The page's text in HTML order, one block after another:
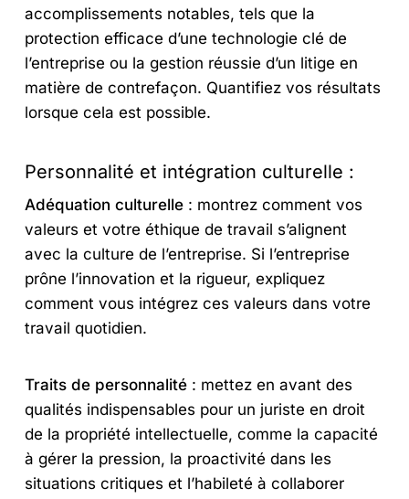
accomplissements notables, tels que la
protection efficace d’une technologie clé de
l’entreprise ou la gestion réussie d’un litige en
matière de contrefaçon. Quantifiez vos résultats
lorsque cela est possible.
Personnalité et intégration culturelle :
Adéquation culturelle: montrez comment vos
valeurs et votre éthique de travail s’alignent
avec la culture de l’entreprise. Si l’entreprise
prône l’innovation et la rigueur, expliquez
comment vous intégrez ces valeurs dans votre
travail quotidien.
Traits de personnalité: mettez en avant des
qualités indispensables pour un juriste en droit
de la propriété intellectuelle, comme la capacité
à gérer la pression, la proactivité dans les
situations critiques et l’habileté à collaborer